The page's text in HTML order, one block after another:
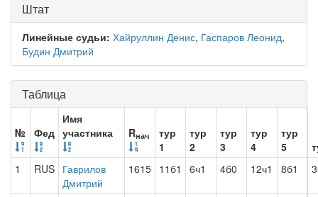
Штат
Линейные судьи: Хайруллин Денис, Гаспаров Леонид,
Будин Дмитрий
Таблица
№ Фед
Имя
участника
Rнач
тур
1
тур
2
тур
3
тур
4
тур
5
1
RUS Гаврилов
Дмитрий
1615 11б1 6ч1 4б0 12ч1 8б1